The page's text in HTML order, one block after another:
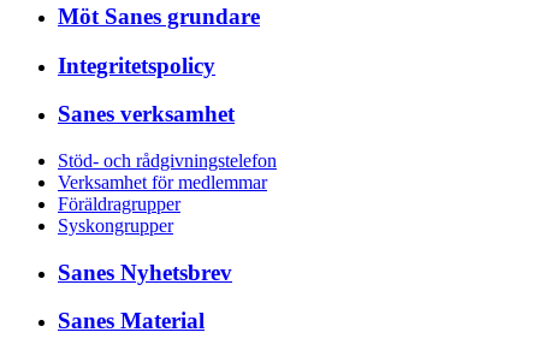
Möt Sanes grundare
Integritetspolicy
Sanes verksamhet
Stöd- och rådgivningstelefon
Verksamhet för medlemmar
Föräldragrupper
Syskongrupper
Sanes Nyhetsbrev
Sanes Material